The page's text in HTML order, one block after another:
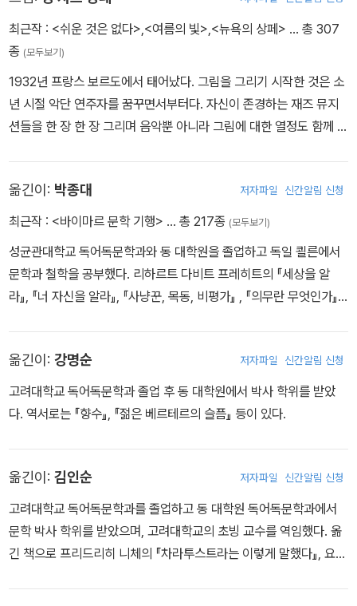
문학 작품으로서 우리 시대 최고의 작품>이라는 극찬을 받으면서 알
려지기 시작했다. 또한 평생을 죽음 앞에서 도망치는 기묘한 인물을
기록하며 유례없는 성공을 거둔『향수』등으로 독일을 대표하는 작가
로 각인되었다. 두 명의 체스꾼을 중심으로 전개되는『승부』는 삶의
축소판과 같은 이야기다. 늙은 고수이자 체스 챔피언인 <장>과 예기
치 못한 포석과 공격으로 챔피언의 허를 찌르는 젊은 도전자의 한판
승부가 장자크 상페의 그림과 어우러져 더욱 흥미롭게 다가온다.
최근작 : <쉬운 것은 없다>,<여름의 빛>,<뉴욕의 상페> … 총 307
종 (모두보기)
1932년 프랑스 보르도에서 태어났다. 그림을 그리기 시작한 것은 소
년 시절 악단 연주자를 꿈꾸면서부터다. 자신이 존경하는 재즈 뮤지
션들을 한 장 한 장 그리며 음악뿐 아니라 그림에 대한 열정도 함께 키
다. 1978년, 미국 잡지 「뉴요커」가 표지 그림을 제안한다. 그는 40년
이상 동안 112개의 뉴요커 표지를 장식했으며 뉴요커 역사상 가장 많
씨 이야기』의 삽화를 그렸으며, 같은 해에 발표한 『속 깊은 이성 친
구』와 『자전거를 못 타는 아이』는 영화나 희곡을 단 한 편의 데생으로
요약할 수 있는 그의 능력을 여실히 드러낸 명작들이다. 1991년 상페
가 30년간 그려 온 데생과 수채화가 「파피용 데 자르」에서 전시되었
을 때, 현대 사회에 대해 사회학 논문 1천 편보다 더 많은 것을 말해
으로는 이 책 『쉬운 것은 없다』 외 『어설픈 경쟁』, 『파리 스케치』, 『뉴
욕 스케치』, 『얼굴 빨개지는 아이』, 『각별한 마음』, 『인생은 단순한 균
역 출간되었다. 2022년 8월 11일 별세했다. 2024년 12월, 파리시는
상페를 기리기 위해 6구의 보나파르트 거리와 보지라르 거리 사이에
있는 산책로를 “Promenade Rien n'est simple(쉬운 것은 없는 산
책로)”로 명명했다.
옮긴이: 박종대 저자파일 신간알림 신청
최근작 : <바이마르 문학 기행> … 총 217종 (모두보기)
성균관대학교 독어독문학과와 동 대학원을 졸업하고 독일 쾰른에서
문학과 철학을 공부했다. 리하르트 다비트 프레히트의 『세상을 알
라』, 『너 자신을 알라』, 『사냥꾼, 목동, 비평가』 , 『의무란 무엇인가』,
레바퀴 아래서』 등 1백 권이 넘는 책을 번역했다.
옮긴이: 강명순 저자파일 신간알림 신청
고려대학교 독어독문학과 졸업 후 동 대학원에서 박사 학위를 받았
다. 역서로는 『향수』, 『젊은 베르테르의 슬픔』 등이 있다.
옮긴이: 김인순 저자파일 신간알림 신청
고려대학교 독어독문학과를 졸업하고 동 대학원 독어독문학과에서
문학 박사 학위를 받았으며, 고려대학교의 초빙 교수를 역임했다. 옮
긴 책으로 프리드리히 니체의 『차라투스트라는 이렇게 말했다』, 요한